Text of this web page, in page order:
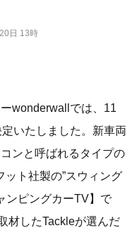
日 13時
wonderwallでは、11
いたしました。新車両
ンと呼ばれるタイプの
ト社製の”スウィング
ンピングカーTV】で
材したTackleが選んだ